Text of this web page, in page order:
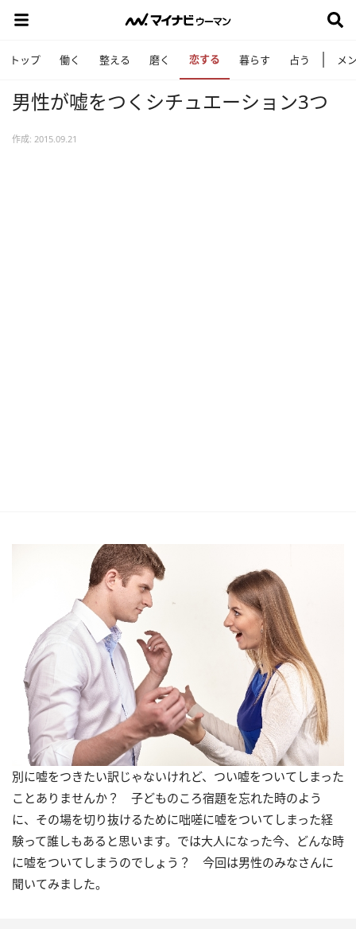
トップ 働く 整える 磨く 恋する 暮らす 占う メ
男性が嘘をつくシチュエーション3つ
作成: 2015.09.21
別に嘘をつきたい訳じゃないけれど、つい嘘をついてしまった
ことありませんか？ 子どものころ宿題を忘れた時のよう
に、その場を切り抜けるために咄嗟に嘘をついてしまった経
験って誰しもあると思います。では大人になった今、どんな時
に嘘をついてしまうのでしょう？ 今回は男性のみなさんに
聞いてみました。